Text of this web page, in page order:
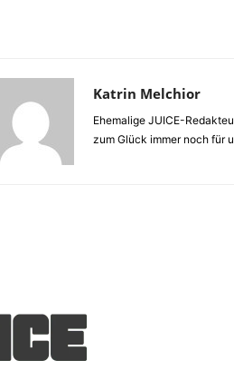
Katrin Melchior
Ehemalige JUICE-
zum Glück immer noch für